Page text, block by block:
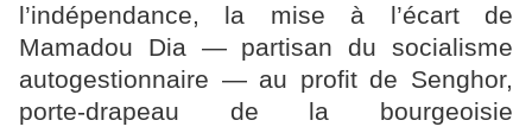
l’indépendance, la mise à l’écart de
Mamadou Dia — partisan du socialisme
autogestionnaire — au profit de Senghor,
porte-drapeau de la bourgeoisie